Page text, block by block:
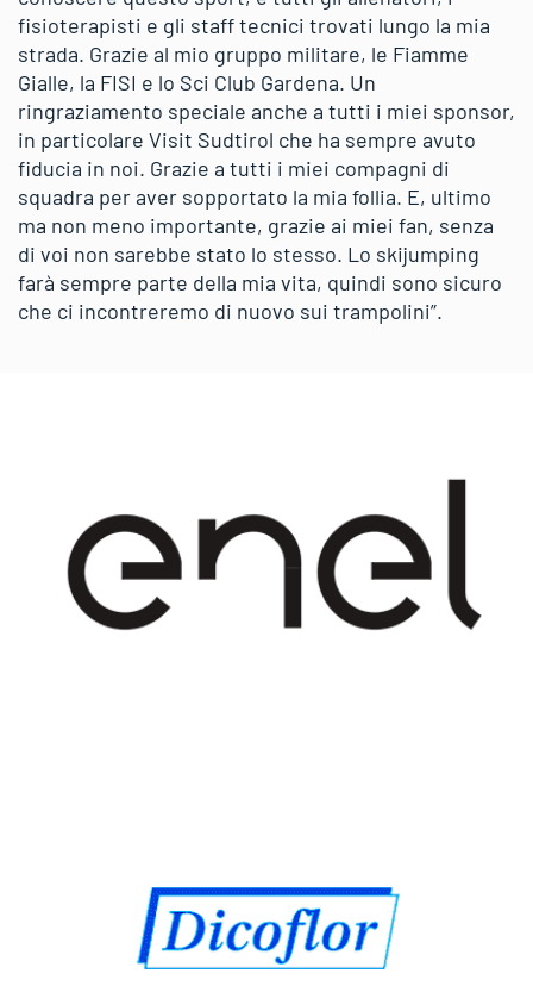
fisioterapisti e gli staff tecnici trovati lungo la mia
strada. Grazie al mio gruppo militare, le Fiamme
Gialle, la FISI e lo Sci Club Gardena. Un
ringraziamento speciale anche a tutti i miei sponsor,
in particolare Visit Sudtirol che ha sempre avuto
fiducia in noi. Grazie a tutti i miei compagni di
squadra per aver sopportato la mia follia. E, ultimo
ma non meno importante, grazie ai miei fan, senza
di voi non sarebbe stato lo stesso. Lo skijumping
farà sempre parte della mia vita, quindi sono sicuro
che ci incontreremo di nuovo sui trampolini”.